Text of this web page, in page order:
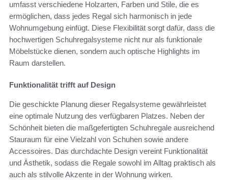
umfasst verschiedene Holzarten, Farben und Stile, die es
ermöglichen, dass jedes Regal sich harmonisch in jede
Wohnumgebung einfügt. Diese Flexibilität sorgt dafür, dass die
hochwertigen Schuhregalsysteme nicht nur als funktionale
Möbelstücke dienen, sondern auch optische Highlights im
Raum darstellen.
Funktionalität trifft auf Design
Die geschickte Planung dieser Regalsysteme gewährleistet
eine optimale Nutzung des verfügbaren Platzes. Neben der
Schönheit bieten die maßgefertigten Schuhregale ausreichend
Stauraum für eine Vielzahl von Schuhen sowie andere
Accessoires. Das durchdachte Design vereint Funktionalität
und Ästhetik, sodass die Regale sowohl im Alltag praktisch als
auch als stilvolle Akzente in der Wohnung wirken.